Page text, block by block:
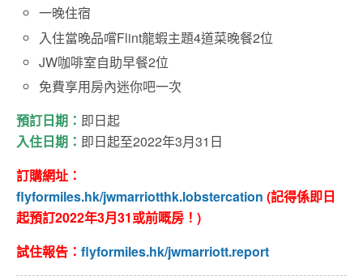
一晚住宿
入住當晚品嚐Flint龍蝦主題4道菜晚餐2位
JW咖啡室自助早餐2位
免費享用房內迷你吧一次
預訂日期： 即日起
入住日期： 即日起至2022年3月31日
訂購網址：
flyformiles.hk/jwmarriotthk.lobstercation (記得係即日
起預訂2022年3月31或前嘅房！)
試住報告： flyformiles.hk/jwmarriott.report